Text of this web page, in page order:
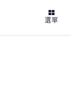
選單